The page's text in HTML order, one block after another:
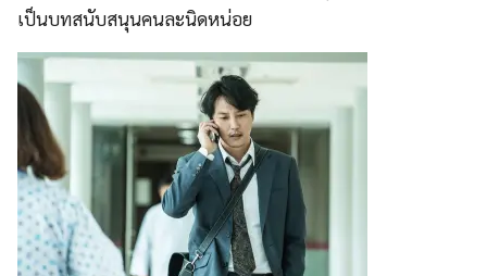
เป็นบทสนับสนุนคนละนิดหน่อย